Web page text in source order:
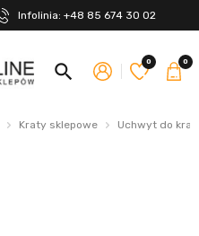
Infolinia: +48 85 674 30 02
search 0 0
Kraty sklepowe Uchwyt do